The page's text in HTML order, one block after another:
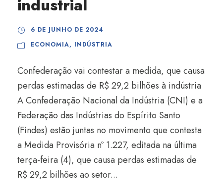
industrial
6 DE JUNHO DE 2024
ECONOMIA, INDÚSTRIA
Confederação vai contestar a medida, que causa
perdas estimadas de R$ 29,2 bilhões à indústria
A Confederação Nacional da Indústria (CNI) e a
Federação das Indústrias do Espírito Santo
(Findes) estão juntas no movimento que contesta
a Medida Provisória nº 1.227, editada na última
terça-feira (4), que causa perdas estimadas de
R$ 29,2 bilhões ao setor...